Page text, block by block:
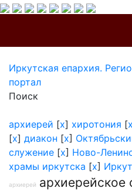
Иркутская епархия.
портал
Поиск
архиерей [x] хиротония [x
[x] диакон [x]
служение [x] Ново-
храмы иркутска [x]
архиерей архиерейское